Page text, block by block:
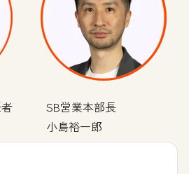
任者 SB営業本部長
島裕一郎